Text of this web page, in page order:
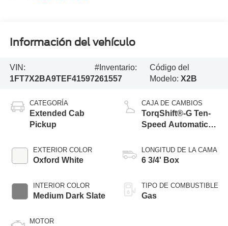
Información del vehículo
VIN:
1FT7X2BA9TEF41597
#Inventario:
261557
Código del
Modelo:X2B
CATEGORÍA
Extended Cab
Pickup
EXTERIOR COLOR
Oxford White
INTERIOR COLOR
Medium Dark Slate
MOTOR
CAJA DE CAMBIOS
TorqShift®-G Ten-
Speed Automatic
Selectable Drive
Modes
LONGITUD DE LA CAMA
6 3/4' Box
TIPO DE COMBUSTIBLE
Gas